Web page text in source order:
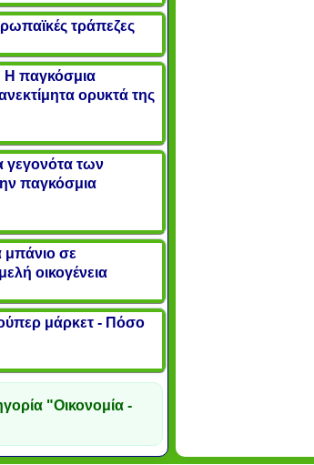
τράπεζες
Η παγκόσμια
ορυκτά της
γεγονότα των
παγκόσμια
μπάνιο σε
οικογένεια
μάρκετ - Πόσο
"Οικονομία -